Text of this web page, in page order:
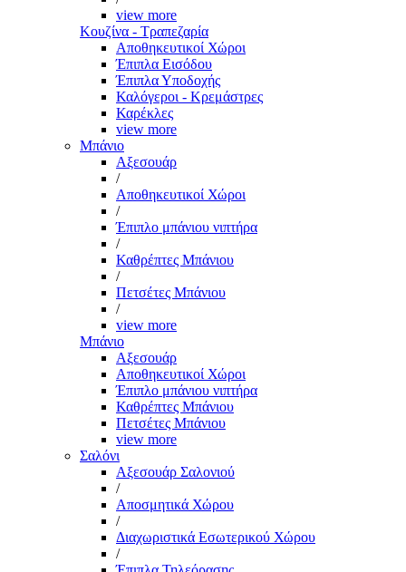
view more
Κουζίνα - Τραπεζαρία
Αποθηκευτικοί Χώροι
Έπιπλα Εισόδου
Έπιπλα Υποδοχής
Καλόγεροι - Κρεμάστρες
Καρέκλες
view more
Μπάνιο
Αξεσουάρ
/
Αποθηκευτικοί Χώροι
/
Έπιπλο μπάνιου νιπτήρα
/
Καθρέπτες Μπάνιου
/
Πετσέτες Μπάνιου
/
view more
Μπάνιο
Αξεσουάρ
Αποθηκευτικοί Χώροι
Έπιπλο μπάνιου νιπτήρα
Καθρέπτες Μπάνιου
Πετσέτες Μπάνιου
view more
Σαλόνι
Αξεσουάρ Σαλονιού
/
Αποσμητικά Χώρου
/
Διαχωριστικά Εσωτερικού Χώρου
/